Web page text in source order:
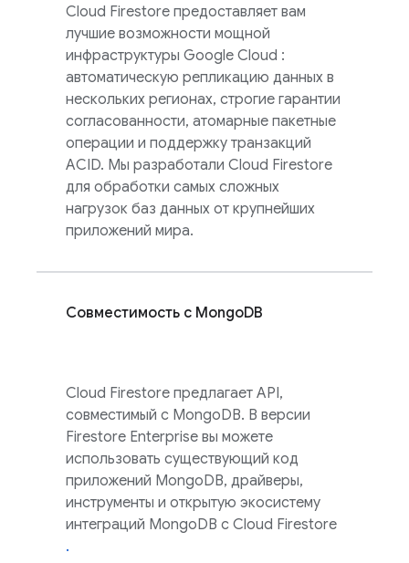
Cloud Firestore предоставляет вам
лучшие возможности мощной
инфраструктуры Google Cloud :
автоматическую репликацию данных в
нескольких регионах, строгие гарантии
согласованности, атомарные пакетные
операции и поддержку транзакций
ACID. Мы разработали Cloud Firestore
для обработки самых сложных
нагрузок баз данных от крупнейших
приложений мира.
Совместимость с MongoDB
Cloud Firestore предлагает API,
совместимый с MongoDB. В версии
Firestore Enterprise вы можете
использовать существующий код
приложений MongoDB, драйверы,
инструменты и открытую экосистему
интеграций MongoDB с Cloud Firestore
.